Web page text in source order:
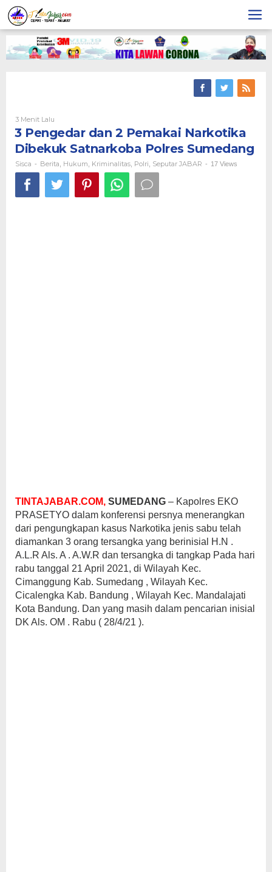
Skip
to
content
3 Menit Lalu
Sisca
3 Pengedar dan 2 Pemakai Narkotika
Dibekuk Satnarkoba Polres Sumedang
Sisca - Berita Hukum Kriminalitas Polri Seputar JABAR - 17 Views
TINTAJABAR.COM, SUMEDANG – Kapolres EKO
PRASETYO dalam konferensi persnya menerangkan
dari pengungkapan kasus Narkotika jenis sabu telah
diamankan 3 orang tersangka yang berinisial H.N .
A.L.R Als. A . A.W.R dan tersangka di tangkap Pada hari
rabu tanggal 21 April 2021, di Wilayah Kec.
Cimanggung Kab. Sumedang , Wilayah Kec.
Cicalengka Kab. Bandung , Wilayah Kec. Mandalajati
Kota Bandung. Dan yang masih dalam pencarian inisial
DK Als. OM . Rabu ( 28/4/21 ).